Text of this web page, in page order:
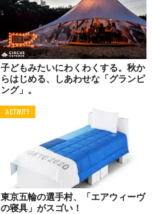
子どもみたいにわくわくする。秋か
らはじめる、しあわせな「グランピ
ング」。
ACTIVITY
東京五輪の選手村、「エアウィーヴ
の寝具」がスゴい！